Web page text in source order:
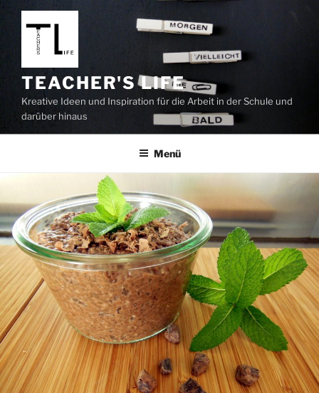
Zum
Inhalt
springen
TEACHER'S LIFE
Kreative Ideen und Inspiration für die Arbeit in der Schule und
darüber hinaus
Menü